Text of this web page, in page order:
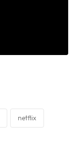
netflix